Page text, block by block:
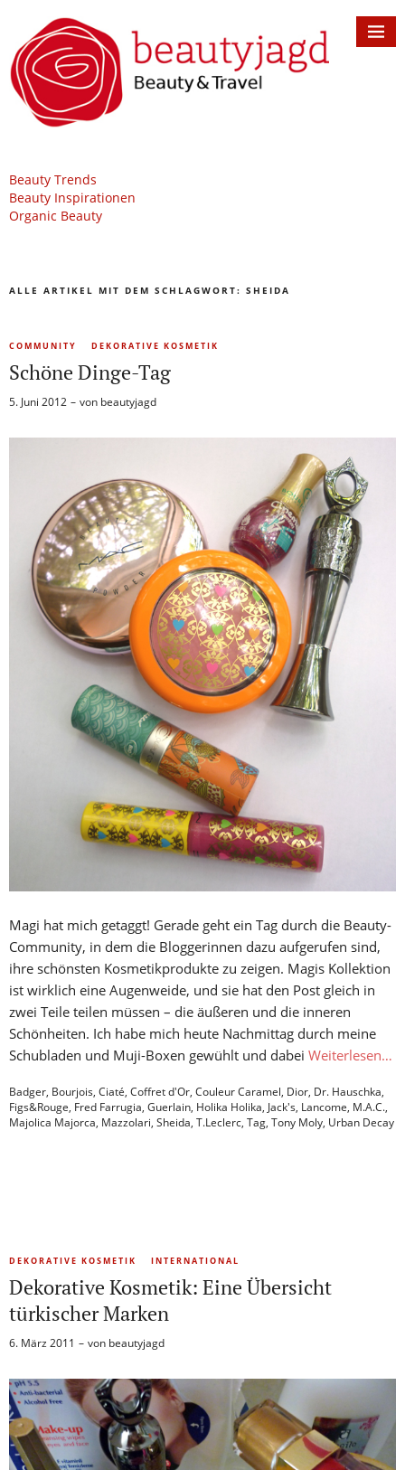
Beauty Trends
Beauty Inspirationen
Organic Beauty
ALLE ARTIKEL MIT DEM SCHLAGWORT: SHEIDA
COMMUNITY DEKORATIVE KOSMETIK
Schöne Dinge-Tag
5. Juni 2012 von beautyjagd
Magi hat mich getaggt! Gerade geht ein Tag durch die Beauty-
Community, in dem die Bloggerinnen dazu aufgerufen sind,
ihre schönsten Kosmetikprodukte zu zeigen. Magis Kollektion
ist wirklich eine Augenweide, und sie hat den Post gleich in
zwei Teile teilen müssen – die äußeren und die inneren
Schönheiten. Ich habe mich heute Nachmittag durch meine
Schubladen und Muji-Boxen gewühlt und dabei Weiterlesen…
Badger, Bourjois, Ciaté, Coffret d'Or, Couleur Caramel, Dior, Dr. Hauschka,
Figs&Rouge, Fred Farrugia, Guerlain, Holika Holika, Jack's, Lancome, M.A.C.,
Majolica Majorca, Mazzolari, Sheida, T.Leclerc, Tag, Tony Moly, Urban Decay
DEKORATIVE KOSMETIK INTERNATIONAL
Dekorative Kosmetik: Eine Übersicht
türkischer Marken
6. März 2011 von beautyjagd